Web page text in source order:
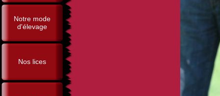
Notre mode
d'élevage
Nos lices